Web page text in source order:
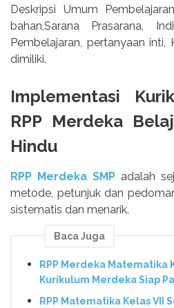
Deskripsi Umum
bahan,Sarana Prasarana,
Pembelajaran, pertanyaan
dimiliki.
Implementasi
RPP Merdeka
Hindu
RPP Merdeka SMP adalah
metode, petunjuk dan
sistematis dan menarik.
Baca Juga
RPP Merdeka Matematika
Kurikulum Merdeka Siap
RPP Matematika Kelas VII